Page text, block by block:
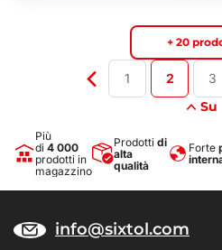
Su
+ 20
1 2 3
Più
di 4 000
prodotti in
magazzino
Prodotti di
alta
qualità
Forte
info@sixtol.com